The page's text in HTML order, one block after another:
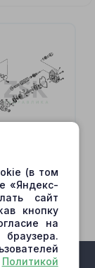
(в том
«Яндекс-
сайт
кнопку
на
Политикой